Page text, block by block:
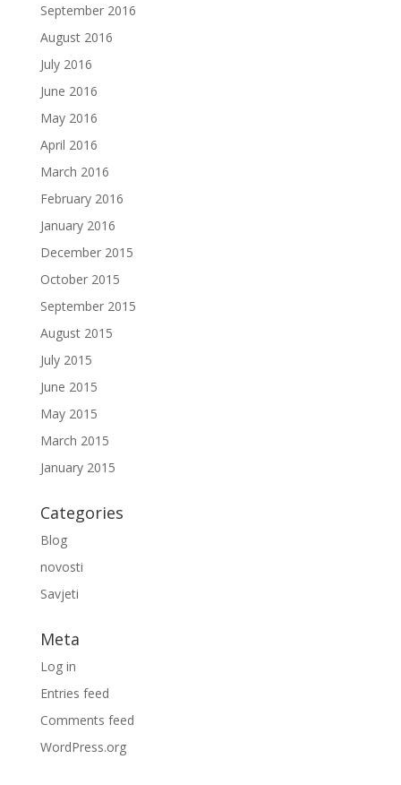
September 2016
August 2016
July 2016
June 2016
May 2016
April 2016
March 2016
February 2016
January 2016
December 2015
October 2015
September 2015
August 2015
July 2015
June 2015
May 2015
March 2015
January 2015
Categories
Blog
novosti
Savjeti
Meta
Log in
Entries feed
Comments feed
WordPress.org